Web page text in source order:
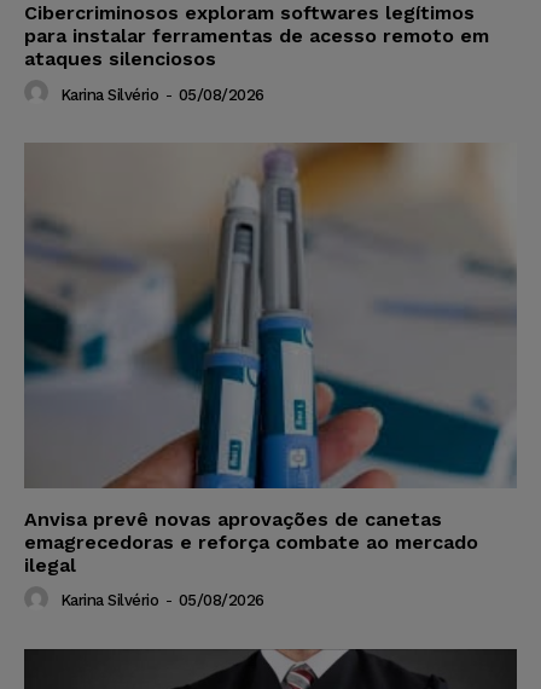
Cibercriminosos exploram softwares legítimos
para instalar ferramentas de acesso remoto em
ataques silenciosos
Karina Silvério - 05/08/2026
Anvisa prevê novas aprovações de canetas
emagrecedoras e reforça combate ao mercado
ilegal
Karina Silvério - 05/08/2026